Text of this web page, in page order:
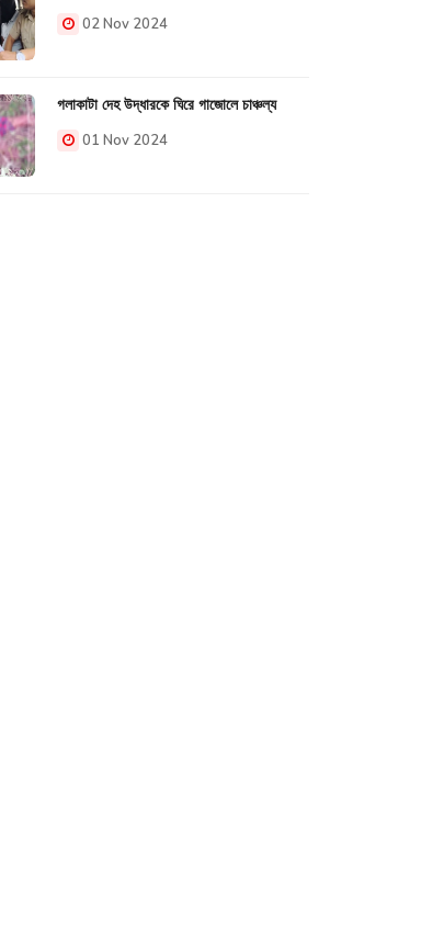
02 Nov 2024
গলাকাটা দেহ উদ্ধারকে ঘিরে গাজোলে চাঞ্চল্য
01 Nov 2024